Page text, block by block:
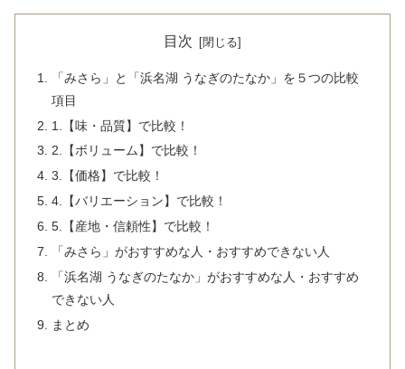
目次
「みさら」と「浜名湖 うなぎのたなか」を５つの比較
項目
1.【味・品質】で比較！
2.【ボリューム】で比較！
3.【価格】で比較！
4.【バリエーション】で比較！
5.【産地・信頼性】で比較！
「みさら」がおすすめな人・おすすめできない人
「浜名湖 うなぎのたなか」がおすすめな人・おすすめ
できない人
まとめ